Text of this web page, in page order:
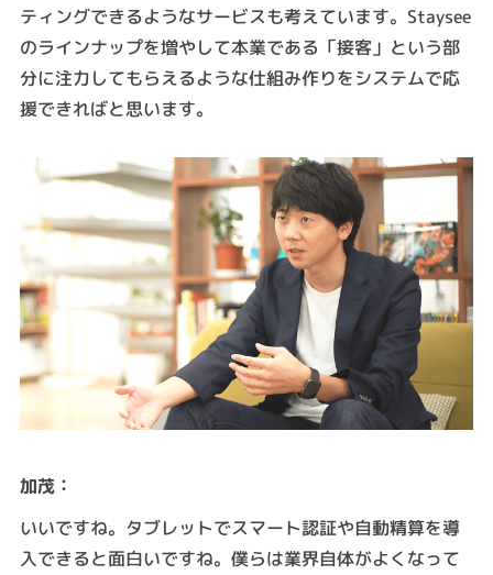
ティングできるようなサービスも考えています。Staysee
のラインナップを増やして本業である「接客」という部
分に注力してもらえるような仕組み作りをシステムで応
援できればと思います。
加茂：
いいですね。タブレットでスマート認証や自動精算を導
入できると面白いですね。僕らは業界自体がよくなって